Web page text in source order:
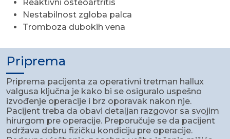
Reaktivni osteoartritis
Nestabilnost zgloba palca
Tromboza dubokih vena
Priprema
Priprema pacijenta za operativni tretman hallux
valgusa ključna je kako bi se osiguralo uspešno
izvođenje operacije i brz oporavak nakon nje.
Pacijent treba da obavi detaljan razgovor sa svojim
hirurgom pre operacije. Preporučuje se da pacijent
održava dobru fizičku kondiciju pre operacije.